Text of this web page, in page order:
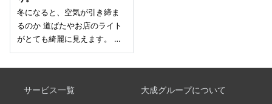
冬になると、空気が引き締ま
るのか 道ばたやお店のライト
がとても綺麗に見えます。 …
サービス一覧 大成グループについて